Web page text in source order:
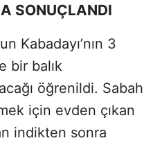
SONUÇLANDI
Kabadayı’nın 3
bir balık
öğrenildi. Sabah
için evden çıkan
indikten sonra